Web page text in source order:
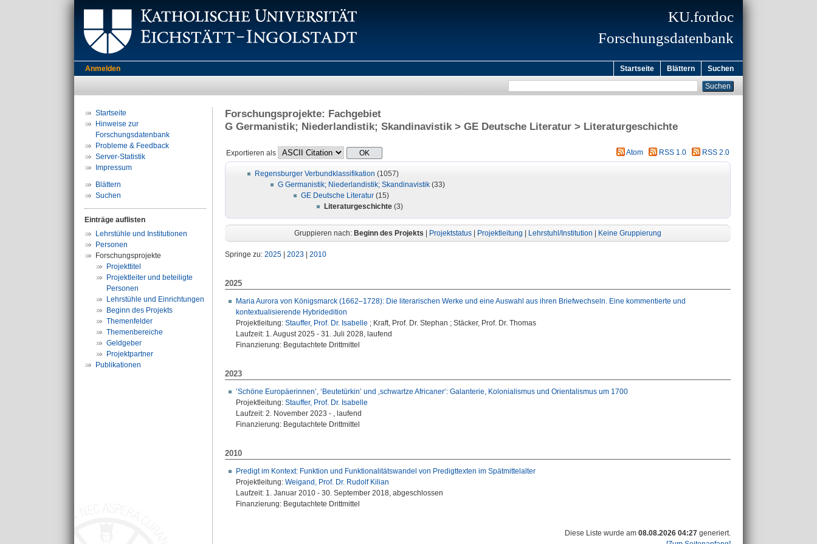
KU.fordoc
Forschungsdatenbank
Anmelden Startseite Blättern Suchen
Startseite
Hinweise zur
Forschungsdatenbank
Probleme & Feedback
Server-Statistik
Impressum
Blättern
Suchen
Einträge auflisten
Lehrstühle und Institutionen
Personen
Forschungsprojekte
Projekttitel
Projektleiter und beteiligte
Personen
Lehrstühle und Einrichtungen
Beginn des Projekts
Themenfelder
Themenbereiche
Geldgeber
Projektpartner
Publikationen
Forschungsprojekte: Fachgebiet
G Germanistik; Niederlandistik; Skandinavistik > GE Deutsche Literatur > Literaturgeschichte
Exportieren als Atom RSS 1.0 RSS 2.0
Regensburger Verbundklassifikation (1057)
G Germanistik; Niederlandistik; Skandinavistik (33)
GE Deutsche Literatur (15)
Literaturgeschichte (3)
Gruppieren nach: Beginn des Projekts Projektstatus Projektleitung Lehrstuhl/Institution Keine Gruppierung
Springe zu: 2025 2023 2010
2025
Maria Aurora von Königsmarck (1662–1728): Die literarischen Werke und eine Auswahl aus ihren Briefwechseln. Eine kommentierte und
kontextualisierende Hybridedition
Projektleitung: Stauffer, Prof. Dr. Isabelle ; Kraft, Prof. Dr. Stephan ; Stäcker, Prof. Dr. Thomas
Laufzeit: 1. August 2025 - 31. Juli 2028, laufend
Finanzierung: Begutachtete Drittmittel
2023
’Schöne Europäerinnen’, ‘Beutetürkin’ und ‚schwartze Africaner‘: Galanterie, Kolonialismus und Orientalismus um 1700
Projektleitung: Stauffer, Prof. Dr. Isabelle
Laufzeit: 2. November 2023 - , laufend
Finanzierung: Begutachtete Drittmittel
2010
Predigt im Kontext: Funktion und Funktionalitätswandel von Predigttexten im Spätmittelalter
Projektleitung: Weigand, Prof. Dr. Rudolf Kilian
Laufzeit: 1. Januar 2010 - 30. September 2018, abgeschlossen
Finanzierung: Begutachtete Drittmittel
Diese Liste wurde am 08.08.2026 04:27 generiert.